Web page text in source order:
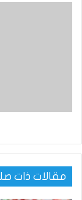
مقالات ذات